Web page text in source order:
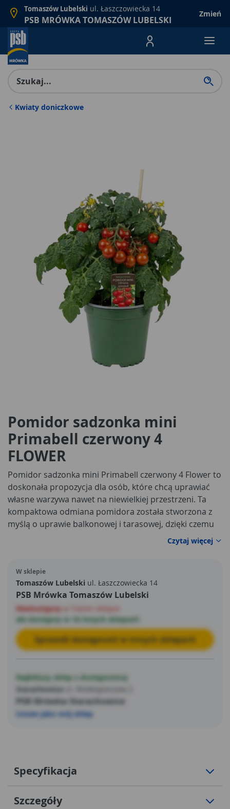
Tomaszów Lubelski ul. Łaszczowiecka 14
PSB MRÓWKA TOMASZÓW LUBELSKI
Zmień
Menu Produktów,
Kwiaty doniczkowe
Pomidor sadzonka mini
Primabell czerwony 4
FLOWER
Pomidor sadzonka mini Primabell czerwony 4 Flower to
doskonała propozycja dla osób, które chcą uprawiać
własne warzywa nawet na niewielkiej przestrzeni. Ta
kompaktowa odmiana pomidora została stworzona z
myślą o uprawie balkonowej i tarasowej, dzięki czemu
świetnie sprawdzi się także w donicach ustawionych na
parapecie. Roślina sprzedawana jest w formie gotowej
się własnymi plonami bez konieczności wysiewu nasion.
Czytaj więcej
W sklepie
Tomaszów Lubelski ul. Łaszczowiecka 14
PSB Mrówka Tomaszów Lubelski
Niedostępny
ale dostępny w 16 innych sklepach
Sprawdź dostępność w innych sklepach
Najbliższy sklep z dostępnością
Starachowice
PSB Mrówka Starachowice
Ustaw jako mój sklep
Specyfikacja
Szczegóły